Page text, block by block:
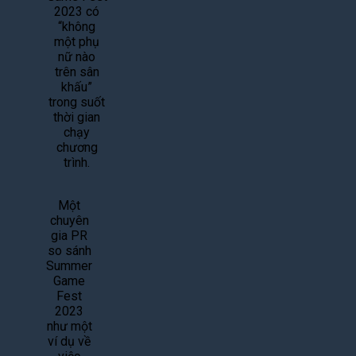
2023 có
“không
một phụ
nữ nào
trên sân
khấu”
trong suốt
thời gian
chạy
chương
trình.
Một
chuyên
gia PR
so sánh
Summer
Game
Fest
2023
như một
ví dụ về